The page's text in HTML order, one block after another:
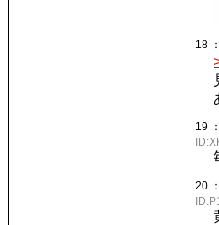
18 ：
19 ：
20 ：